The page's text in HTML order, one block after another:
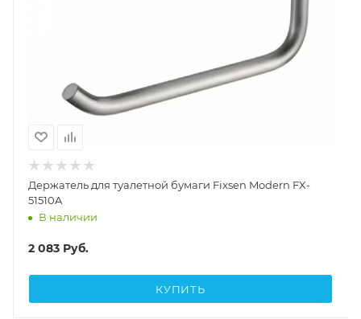
Держатель для туалетной бумаги Fixsen Modern FX-
51510A
В наличии
2 083 Руб.
КУПИТЬ